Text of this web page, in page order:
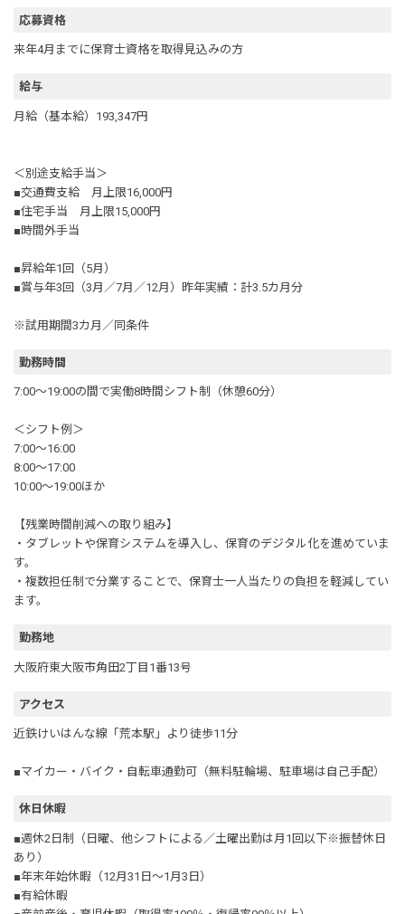
応募資格
来年4月までに保育士資格を取得見込みの方
給与
月給（基本給）193,347円
＜別途支給手当＞
■交通費支給 月上限16,000円
■住宅手当 月上限15,000円
■時間外手当
■昇給年1回（5月）
■賞与年3回（3月／7月／12月）昨年実績：計3.5カ月分
※試用期間3カ月／同条件
勤務時間
7:00～19:00の間で実働8時間シフト制（休憩60分）
＜シフト例＞
7:00～16:00
8:00～17:00
10:00～19:00ほか
【残業時間削減への取り組み】
・タブレットや保育システムを導入し、保育のデジタル化を進めていま
す。
・複数担任制で分業することで、保育士一人当たりの負担を軽減してい
ます。
勤務地
大阪府東大阪市角田2丁目1番13号
アクセス
近鉄けいはんな線「荒本駅」より徒歩11分
■マイカー・バイク・自転車通勤可（無料駐輪場、駐車場は自己手配）
休日休暇
■週休2日制（日曜、他シフトによる／土曜出勤は月1回以下※振替休日
あり）
■年末年始休暇（12月31日～1月3日）
■有給休暇